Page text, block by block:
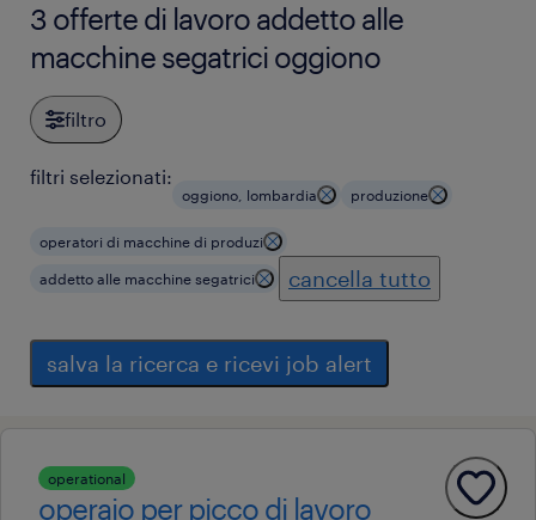
3 offerte di lavoro addetto alle
macchine segatrici oggiono
filtro
filtri selezionati:
oggiono, lombardia produzione
operatori di macchine di produzi
addetto alle macchine segatrici cancella tutto
salva la ricerca e ricevi job alert
operational
operaio per picco di lavoro